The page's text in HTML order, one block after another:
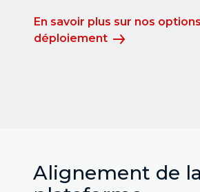
En savoir plus sur nos
déploiement
Alignement de la